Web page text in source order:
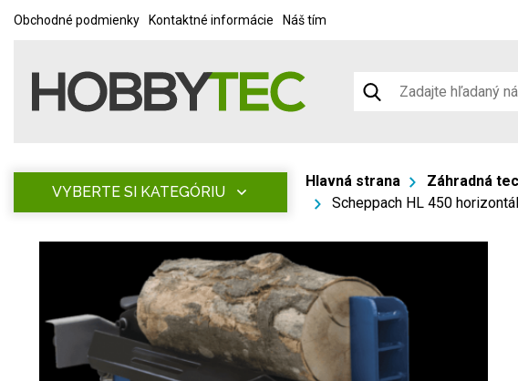
Obchodné podmienky Kontaktné informácie Náš tím
VYBERTE SI KATEGÓRIU
Hlavná strana Záhradná
Scheppach HL 450